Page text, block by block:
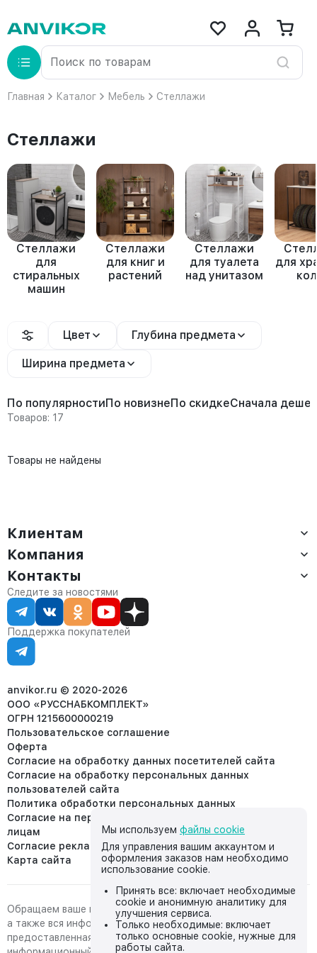
Главная Каталог Мебель Стеллажи
Стеллажи
Стеллажи
для
стиральных
машин
Стеллажи
для книг и
растений
Стеллажи
для туалета
над унитазом
для
Цвет Глубина предмета
Ширина предмета
По популярностиПо новизнеПо скидкеСначала
Товаров: 17
Товары не найдены
Клиентам
Доставка
Оплата
Сервис
Статус заказа
Статьи
Компания
О компании
Контакты
Партнёрам
Контакты
Отдел продаж:
8 (800) 234-22-62
corp@anvikor.ru
Ежедневно, с 7:00-19:00 (МСК)
Отдел рекламации:
8 (953) 455-25-61
Следите за новостями
Поддержка покупателей
anvikor.ru © 2020-2026
ООО «РУССНАБКОМПЛЕКТ»
ОГРН 1215600000219
Пользовательское соглашение
Оферта
Согласие на обработку данных посетителей сайта
Согласие на обработку персональных данных
пользователей сайта
Политика обработки персональных данных
Согласие на передачу персональных данных третьим
лицам
Согласие реклама
Карта сайта
Обращаем ваше внимание на то, что данный интернет-сайт,
а также вся информация о товарах и ценах,
предоставленная на нём, носит исключительно
Мы используем файлы cookie
Для управления вашим аккаунтом и
оформления заказов нам необходимо
использование cookie.
Принять все: включает необходимые
cookie и анонимную аналитику для
улучшения сервиса.
Только необходимые: включает
только основные cookie, нужные для
работы сайта.